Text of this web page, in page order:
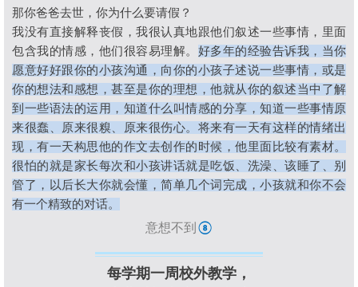
那你爸爸去世，你为什么要请假？
我没有直接解释丧假，我很认真地跟他们叙述一些事情，里面
包含我的情感，他们很容易理解。 好多年的经验告诉我，当你
愿意好好跟你的小孩沟通，向你的小孩子述说一些事情，或是
你的想法和感想，甚至是你的理想，他就从你的叙述当中了解
到一些语法的运用，知道什么叫情感的分享，知道一些事情原
来很蠢、原来很糗、原来很伤心。将来有一天有这样的情绪出
现，有一天构思他的作文去创作的时候，他里面比较有素材。
很怕的就是家长每次和小孩讲话就是吃饭、洗澡、该睡了、别
管了，以后长大你就会懂，简单几个词完成，小孩就和你不会
有一个精致的对话。
意想不到 ⑧
每学期一周校外教学，